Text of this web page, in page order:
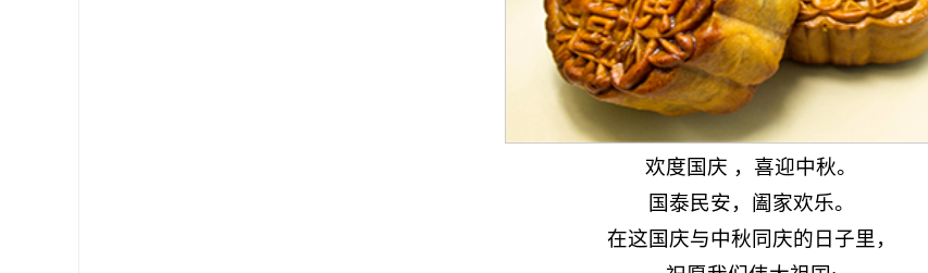
欢度国庆 ，喜迎中秋。
国泰民安，阖家欢乐。
在这国庆与中秋同庆的日子里，